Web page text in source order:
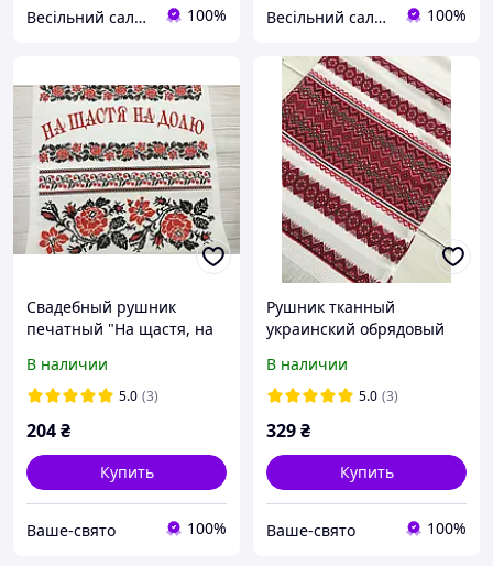
Весільний салон «Ніколь» 100% Весільний салон «Ніколь» 100%
Свадебный рушник
печатный "На щастя, на
В наличии
5.0 (3)
204₴
Купить
Ваше-свято 100%
Рушник тканный
украинский обрядовый
В наличии
5.0 (3)
329₴
Купить
Ваше-свято 100%